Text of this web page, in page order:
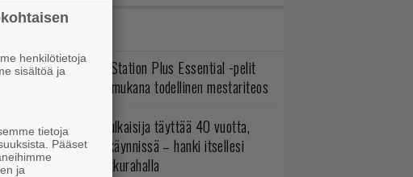
Elokuun PlayStation Plus Essential -pelit
ilmestyivät – mukana todellinen mestariteos
Rakastettu julkaisija täyttää 40 vuotta,
valtavat alet käynnissä – hanki itsellesi
klassikoita pikkurahalla
henkilötietoja
sisältöä ja
tietoja
Pääset
ja